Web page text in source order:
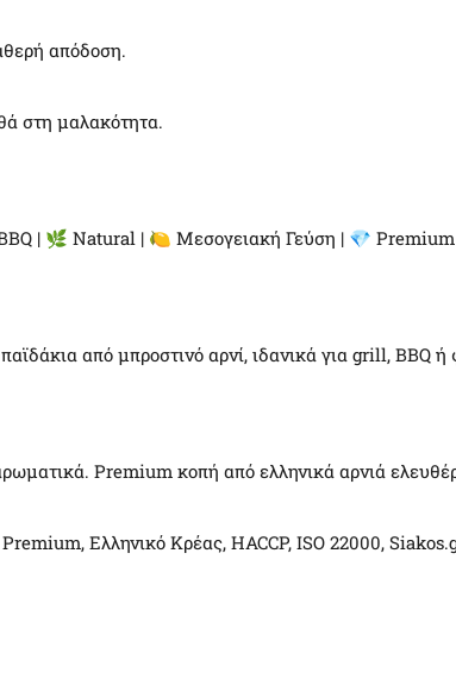
απόδοση.
στη μαλακότητα.
| 🌿 Natural | 🍋 Μεσογειακή Γεύση | 💎
από μπροστινό αρνί, ιδανικά για grill, BBQ
Premium κοπή από ελληνικά αρνιά
Ελληνικό Κρέας, HACCP, ISO 22000,